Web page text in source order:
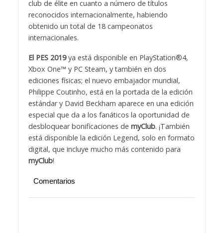
club de élite en cuanto a número de títulos
reconocidos internacionalmente, habiendo
obtenido un total de 18 campeonatos
internacionales.
El PES 2019ya está disponible en PlayStation®4,
Xbox One™ y PC Steam, y también en dos
ediciones físicas; el nuevo embajador mundial,
Philippe Coutinho, está en la portada de la edición
estándar y David Beckham aparece en una edición
especial que da a los fanáticos la oportunidad de
desbloquear bonificaciones de myClub. ¡También
está disponible la edición Legend, solo en formato
digital, que incluye mucho más contenido para
myClub!
Comentarios